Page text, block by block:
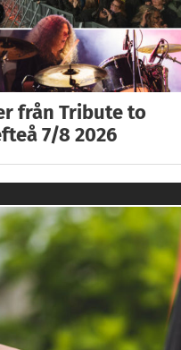
från Tribute to
7/8 2026